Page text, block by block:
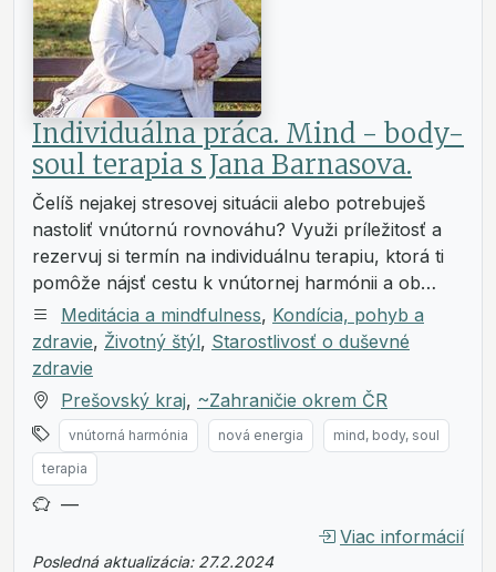
Individuálna práca. Mind - body-
soul terapia s Jana Barnasova.
Čelíš nejakej stresovej situácii alebo potrebuješ
nastoliť vnútornú rovnováhu? Využi príležitosť a
rezervuj si termín na individuálnu terapiu, ktorá ti
pomôže nájsť cestu k vnútornej harmónii a ob…
Meditácia a mindfulness, Kondícia, pohyb a
zdravie, Životný štýl, Starostlivosť o duševné
zdravie
Prešovský kraj, ~Zahraničie okrem ČR
vnútorná harmónia nová energia
mind, body, soul
terapia
—
Viac informácií
Posledná aktualizácia: 27.2.2024